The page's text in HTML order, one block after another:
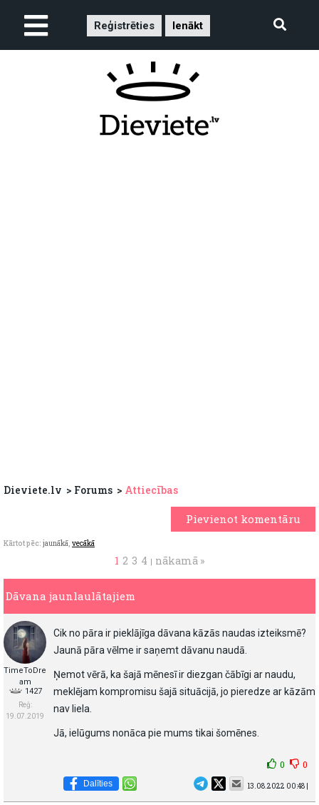
Reģistrēties Ienākt
Dieviete.lv Forums Attiecības
Pievienot komentāru
Kārtot pēc: jaunākā, vecākā
1 2 3 4 nākamā »
Dāvana jaunlaulātajiem
TimeToDre
am
1427
Reģ:
19.07.2019
Cik no pāra ir pieklājīga dāvana kāzās naudas izteiksmē?
Jaunā pāra vēlme ir saņemt dāvanu naudā.
Ņemot vērā, ka šajā mēnesī ir diezgan čābīgi ar naudu,
meklējam kompromisu šajā situācijā, jo pieredze ar kāzām
nav liela.
Jā, ielūgums nonāca pie mums tikai šomēnes.
0 0
Dalīties 13.08.2022 00:48 |